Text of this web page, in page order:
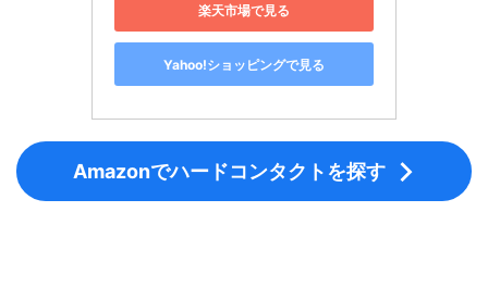
楽天市場で見る
Yahoo!ショッピングで見る
Amazonでハードコンタクトを探す